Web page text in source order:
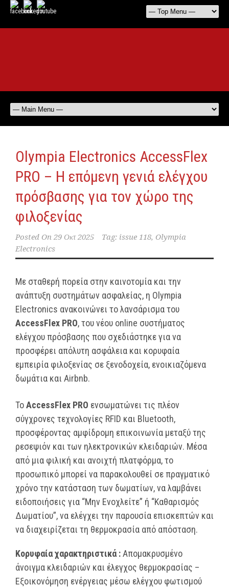
Olympia Electronics AccessFlex
PRO – Η επόμενη γενιά ελέγχου
πρόσβασης για τον χώρο της
φιλοξενίας
Posted On 29 Οκτ 2025 Tag: issue 118, Olympia
Electronics
Με σταθερή πορεία στην καινοτομία και την
ανάπτυξη συστημάτων ασφαλείας, η Olympia
Electronics ανακοινώνει το λανσάρισμα του
AccessFlex PRO, του νέου online συστήματος
ελέγχου πρόσβασης που σχεδιάστηκε για να
προσφέρει απόλυτη ασφάλεια και κορυφαία
εμπειρία φιλοξενίας σε ξενοδοχεία, ενοικιαζόμενα
δωμάτια και Airbnb.
ΤοAccessFlex PRO ενσωματώνει τις πλέον
σύγχρονες τεχνολογίες RFID και Bluetooth,
προσφέροντας αμφίδρομη επικοινωνία μεταξύ της
ρεσεψιόν και των ηλεκτρονικών κλειδαριών. Μέσα
από μια φιλική και ανοιχτή πλατφόρμα, το
προσωπικό μπορεί να παρακολουθεί σε πραγματικό
χρόνο την κατάσταση των δωματίων, να λαμβάνει
ειδοποιήσεις για “Μην Ενοχλείτε” ή “Καθαρισμός
Δωματίου”, να ελέγχει την παρουσία επισκεπτών και
να διαχειρίζεται τη θερμοκρασία από απόσταση.
Κορυφαία χαρακτηριστικά :Απομακρυσμένο
άνοιγμα κλειδαριών και έλεγχος θερμοκρασίας –
Εξοικονόμηση ενέργειας μέσω ελέγχου φωτισμού